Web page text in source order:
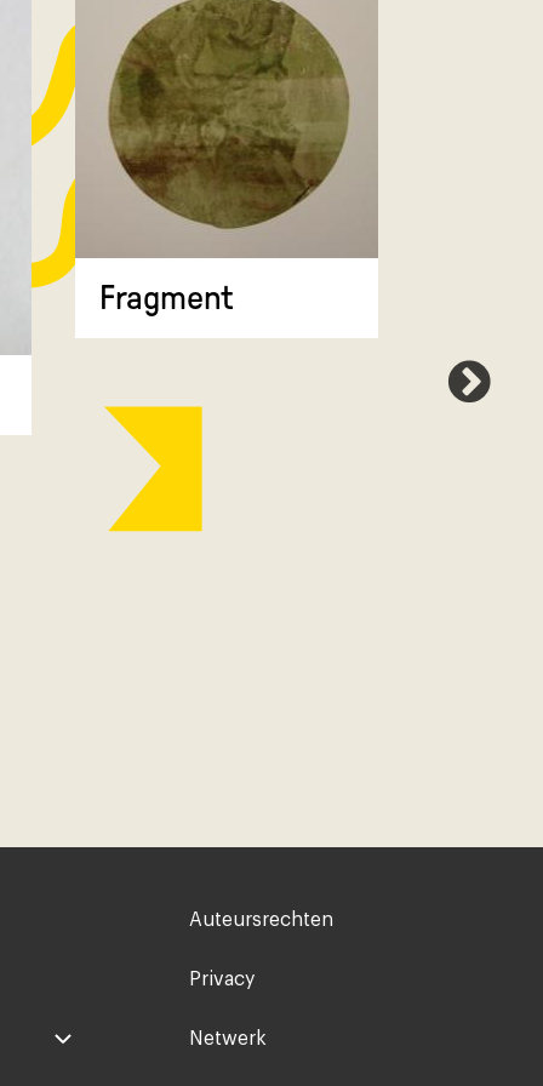
Fragment
Voet
Auteursrechten
Privacy
Netwerk